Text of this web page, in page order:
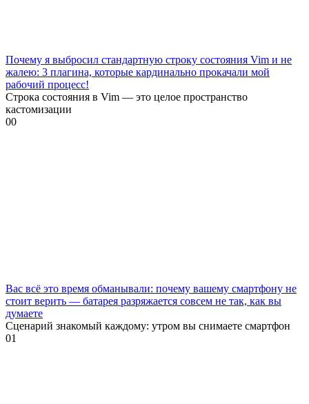
Почему я выбросил стандартную строку состояния Vim и не
жалею: 3 плагина, которые кардинально прокачали мой
рабочий процесс!
Строка состояния в Vim — это целое пространство
кастомизации
00
Вас всё это время обманывали: почему вашему смартфону не
стоит верить — батарея разряжается совсем не так, как вы
думаете
Сценарий знакомый каждому: утром вы снимаете смартфон
01